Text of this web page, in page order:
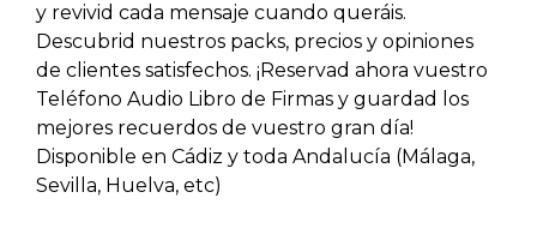
y revivid cada mensaje cuando queráis.
Descubrid nuestros packs, precios y opiniones
de clientes satisfechos. ¡Reservad ahora vuestro
Teléfono Audio Libro de Firmas y guardad los
mejores recuerdos de vuestro gran día!
Disponible en Cádiz y toda Andalucía (Málaga,
Sevilla, Huelva, etc)